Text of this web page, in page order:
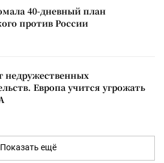
40-дневный план
против России
недружественных
Европа учится угрожать
Показать ещё